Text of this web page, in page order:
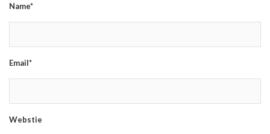
Name*
Email*
Webstie